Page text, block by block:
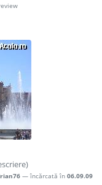
— încărcată în 06.09.09